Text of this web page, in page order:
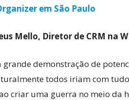
em São Paulo
Mello, Diretor de CRM na
demonstração de
todos iriam com
criar uma guerra no meio da